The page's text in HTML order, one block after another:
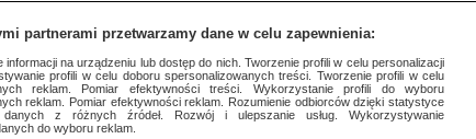
partnerami przetwarzamy dane w celu zapewnienia:
informacji na urządzeniu lub dostęp do nich. Tworzenie profili w celu personalizacji
profili w celu doboru spersonalizowanych treści. Tworzenie profili w celu
reklam. Pomiar efektywności treści. Wykorzystanie profili do wyboru
reklam. Pomiar efektywności reklam. Rozumienie odbiorców dzięki statystyce
danych z różnych źródeł. Rozwój i ulepszanie usług. Wykorzystywanie
do wyboru reklam.